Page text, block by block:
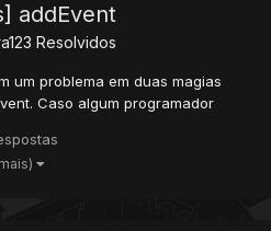
addEvent
Resolvidos
um problema em duas magias
Caso algum programador